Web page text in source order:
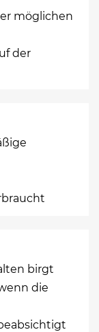
möglichen
der
birgt
die